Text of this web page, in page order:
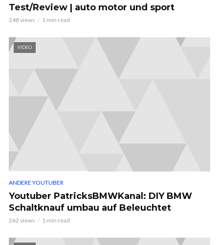
Test/Review | auto motor und sport
248 views 1 min read
VIDEO
ANDERE YOUTUBER
Youtuber PatricksBMWKanal: DIY BMW
Schaltknauf umbau auf Beleuchtet
262 views 1 min read